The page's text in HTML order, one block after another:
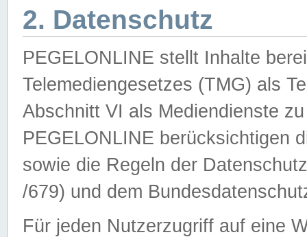
2. Datenschutz
PEGELONLINE stellt Inhalte
Telemediengesetzes (TMG) als
Abschnitt VI als Mediendienste
PEGELONLINE berücksichtigen
sowie die Regeln der
/679) und dem
Für jeden Nutzerzugriff auf eine